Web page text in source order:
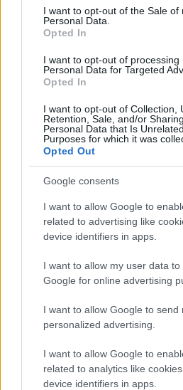
consent section.
I want to opt-out of the Sale of
Personal Data.
Opted In
I want to opt-out of processing
Personal Data for Targeted
Opted In
I want to opt-out of Collection,
Retention, Sale, and/or
Personal Data that Is
Purposes for which it was
Opted Out
Google consents
I want to allow Google to
related to advertising like
device identifiers in apps.
I want to allow my user data
Google for online advertising
I want to allow Google to send
personalized advertising.
I want to allow Google to
related to analytics like
device identifiers in apps.
Benczúr utcai fuck
városjáró•2019. október 05.